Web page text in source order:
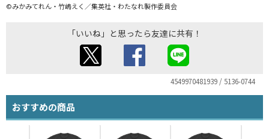
©みかみてれん・竹嶋えく／集英社・わたなれ製作委員会
「いいね」と思ったら友達に共有！
4549970481939 / 5136-0744
おすすめの商品